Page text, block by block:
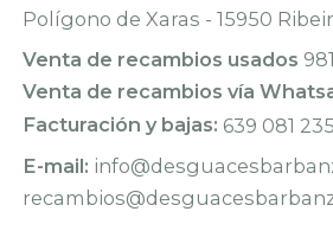
Polígono de Xaras - 15950
Venta de recambios usados
Venta de recambios vía
Facturación y bajas: 639 081 235
E-mail: